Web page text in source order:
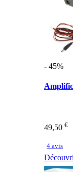
- 45%
49,50 €
4 avis